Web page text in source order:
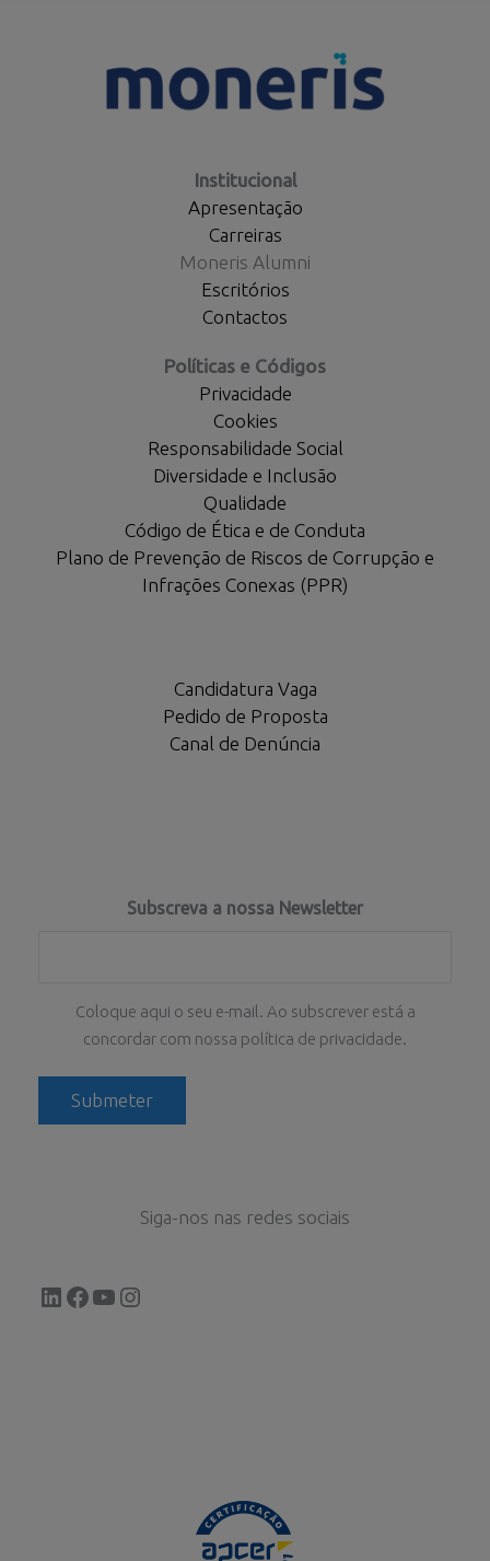
Institucional
Apresentação
Carreiras
Moneris Alumni
Escritórios
Contactos
Políticas e Códigos
Privacidade
Cookies
Responsabilidade Social
Diversidade e Inclusão
Qualidade
Código de Ética e de Conduta
Plano de Prevenção de Riscos de Corrupção e
Infrações Conexas (PPR)
Candidatura Vaga
Pedido de Proposta
Canal de Denúncia
Subscreva a nossa Newsletter
Coloque aqui o seu e-mail. Ao subscrever está a
concordar com nossa política de privacidade.
Siga-nos nas redes sociais
LinkedIn
Facebook
YouTube
Instagram